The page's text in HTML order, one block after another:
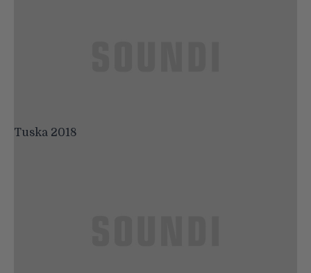
Tuska 2018